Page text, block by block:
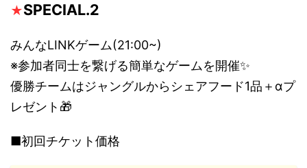
★SPECIAL.2
みんなLINKゲーム(21:00~)
※参加者同士を繋げる簡単なゲームを開催✨
優勝チームはジャングルからシェアフード1品＋αプ
レゼント🎁
■初回チケット価格